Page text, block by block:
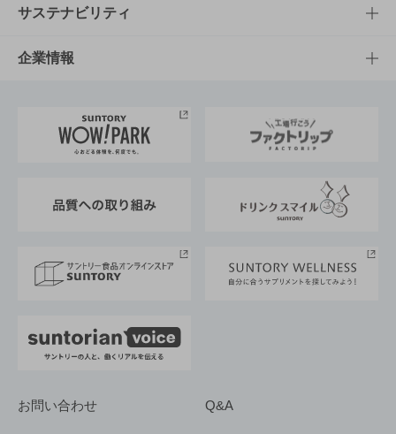
商品発売情報
栄養成分一覧
キャンペーン
工場見学
地域情報
文化・スポーツTOP
サントリーホール
サントリーサンバーズ大阪
サステナビリティ
サステナビリティTOP
サントリーが考えるサステナビリティ経営
企業情報
企業概要
採用情報
お問い合わせ Q&A